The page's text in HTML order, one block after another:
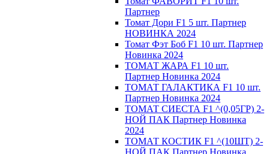
Партнер
Томат Дори F1 5 шт. Партнер
НОВИНКА 2024
Томат Фэт Боб F1 10 шт. Партнер
Новинка 2024
ТОМАТ ЖАРА F1 10 шт.
Партнер Новинка 2024
ТОМАТ ГАЛАКТИКА F1 10 шт.
Партнер Новинка 2024
ТОМАТ СИЕСТА F1 ^(0,05ГР) 2-
НОЙ ПАК Партнер Новинка
2024
ТОМАТ КОСТИК F1 ^(10ШТ) 2-
НОЙ ПАК Партнер Новинка